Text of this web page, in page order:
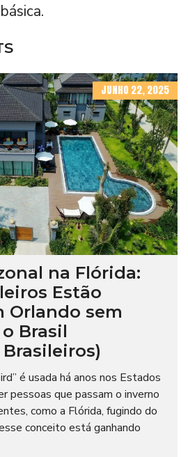
JUNHO 22, 2025
na Flórida:
Estão
Orlando sem
Brasil
é usada há anos nos Estados
pessoas que passam o inverno
como a Flórida, fugindo do
conceito está ganhando